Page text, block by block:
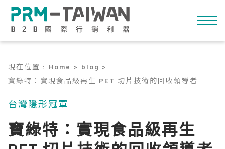
現在位置 : Home > blog >
寶綠特：實現食品級再生 PET 切片技術的回收領導者
台灣隱形冠軍
寶綠特：實現食品級再生